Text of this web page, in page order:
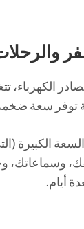
سعة ضخمة،
أيام.